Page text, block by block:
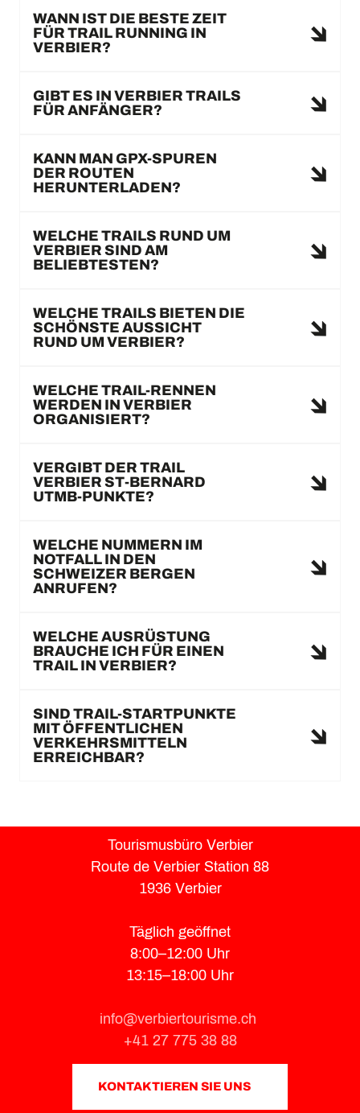
WANN IST DIE BESTE ZEIT
FÜR TRAIL RUNNING IN
VERBIER?
GIBT ES IN VERBIER TRAILS
FÜR ANFÄNGER?
KANN MAN GPX-SPUREN
DER ROUTEN
HERUNTERLADEN?
WELCHE TRAILS RUND UM
VERBIER SIND AM
BELIEBTESTEN?
WELCHE TRAILS BIETEN DIE
SCHÖNSTE AUSSICHT
RUND UM VERBIER?
WELCHE TRAIL-RENNEN
WERDEN IN VERBIER
ORGANISIERT?
VERGIBT DER TRAIL
VERBIER ST-BERNARD
UTMB-PUNKTE?
WELCHE NUMMERN IM
NOTFALL IN DEN
SCHWEIZER BERGEN
ANRUFEN?
WELCHE AUSRÜSTUNG
BRAUCHE ICH FÜR EINEN
TRAIL IN VERBIER?
SIND TRAIL-STARTPUNKTE
MIT ÖFFENTLICHEN
VERKEHRSMITTELN
ERREICHBAR?
Tourismusbüro Verbier
Route de Verbier Station 88
1936 Verbier
Täglich geöffnet
8:00–12:00 Uhr
13:15–18:00 Uhr
info@verbiertourisme.ch
+41 27 775 38 88
KONTAKTIEREN SIE UNS